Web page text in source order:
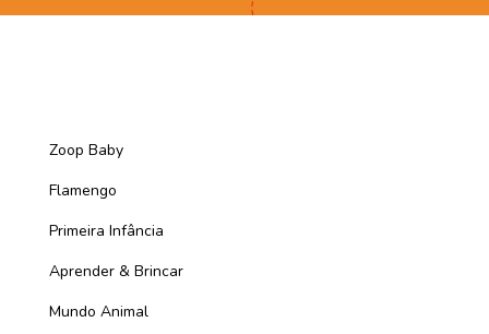
Zoop Baby
Flamengo
Primeira Infância
Aprender & Brincar
Mundo Animal